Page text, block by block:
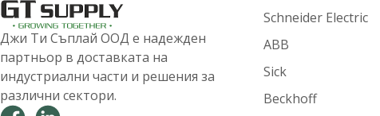
Джи Ти Съплай ООД е надежден
партньор в доставката на
индустриални части и решения за
различни сектори.
Schneider Electric
ABB
Sick
Beckhoff